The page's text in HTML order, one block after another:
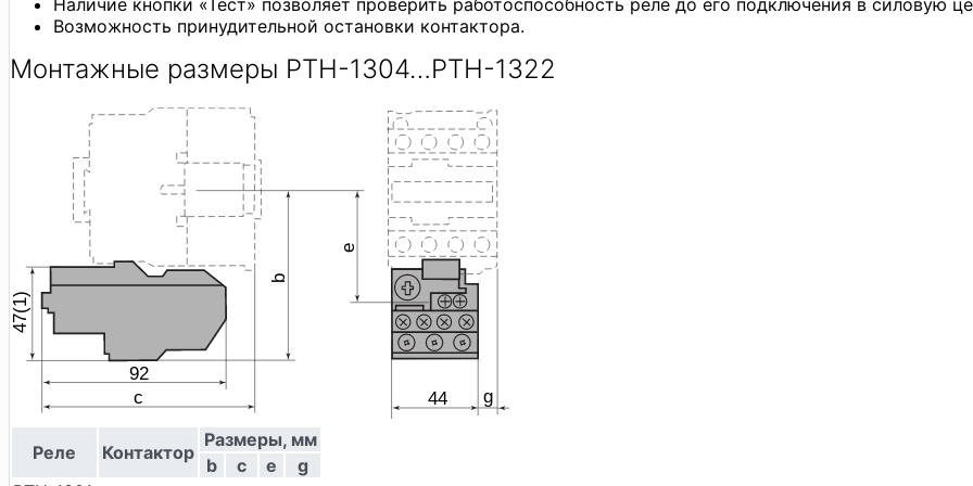
Возможность принудительной остановки контактора.
Монтажные размеры РТН-1304…РТН-1322
Реле Контактор
Размеры, мм
b
c e
g